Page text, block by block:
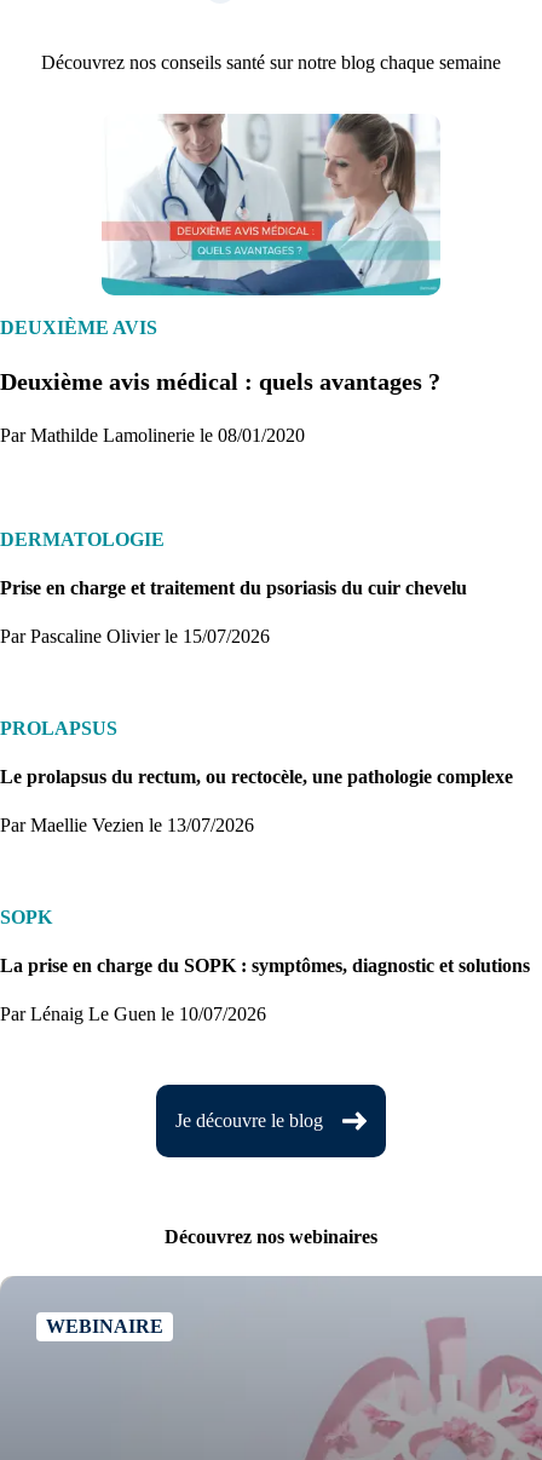
1. Inscription
Créez un compte et récupérez votre dossier médical en parallèle
Je commence
Découvrez nos conseils santé sur notre blog chaque semaine
DEUXIÈME AVIS
Deuxième avis médical : quels avantages ?
Par Mathilde Lamolinerie le 08/01/2020
DERMATOLOGIE
Prise en charge et traitement du psoriasis du cuir chevelu
Par Pascaline Olivierle 15/07/2026
PROLAPSUS
Le prolapsus du rectum, ou rectocèle, une pathologie complexe
Par Maellie Vezien le 13/07/2026
SOPK
La prise en charge du SOPK : symptômes, diagnostic et solutions
Par Lénaig Le Guen le 10/07/2026
Je découvre le blog
Découvrez nos webinaires
WEBINAIRE